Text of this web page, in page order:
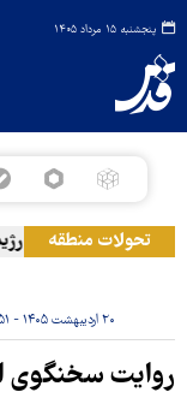
پنجشنبه ۱۵ مرداد ۱۴۰۵
تحولات منطقه
حمله رژیم
۲۰ اردیبهشت ۱۴۰۵ - ۰۸:۵۱
روایت سخنگوی